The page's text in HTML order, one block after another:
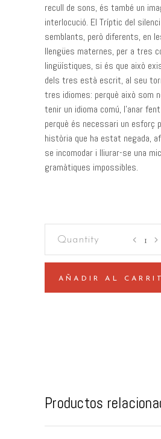
recull de sons, és també un
interlocució. El Tríptic del
semblants, però diferents, en
llengües maternes, per a tres
lingüístiques, si és que això
dels tres està escrit, al seu
tres idiomes: perquè això som
tenir un idioma comú, l’anar
perquè és necessari un esforç
història que ha estat negada,
se incomodar i lliurar-se una
gramàtiques impossibles.
(catalán)
AÑADIR AL
Productos